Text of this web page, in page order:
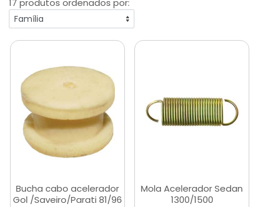
17 produtos ordenados por:
Bucha cabo acelerador
Gol /Saveiro/Parati 81/96
Mola Acelerador Sedan
1300/1500